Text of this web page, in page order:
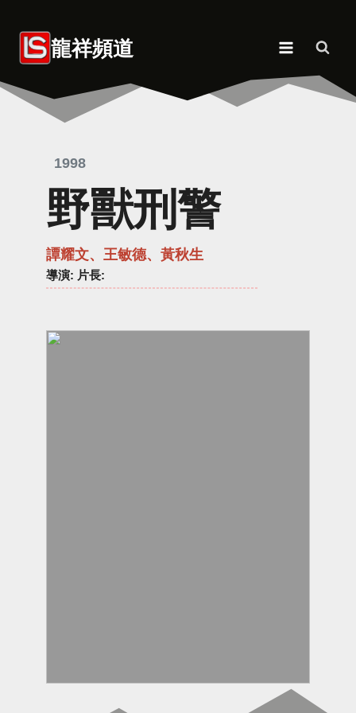
content 龍祥頻道
1998
野獸刑警
譚耀文、王敏德、黃秋生
導演: 片長: